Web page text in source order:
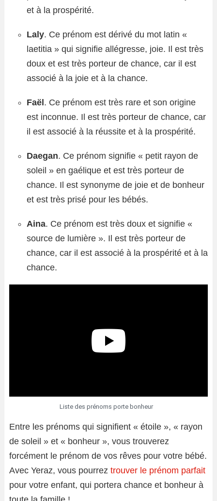
et à la prospérité.
Laly. Ce prénom est dérivé du mot latin «
laetitia » qui signifie allégresse, joie. Il est très
doux et est très porteur de chance, car il est
associé à la joie et à la chance.
Faël . Ce prénom est très rare et son origine
est inconnue. Il est très porteur de chance, car
il est associé à la réussite et à la prospérité.
Daegan. Ce prénom signifie « petit rayon de
soleil » en gaélique et est très porteur de
chance. Il est synonyme de joie et de bonheur
et est très prisé pour les bébés.
Aina. Ce prénom est très doux et signifie «
source de lumière ». Il est très porteur de
chance, car il est associé à la prospérité et à la
chance.
Liste des prénoms porte bonheur
Entre les prénoms qui signifient « étoile », « rayon
de soleil » et « bonheur », vous trouverez
forcément le prénom de vos rêves pour votre bébé.
Avec Yeraz, vous pourrez trouver le prénom parfait
pour votre enfant, qui portera chance et bonheur à